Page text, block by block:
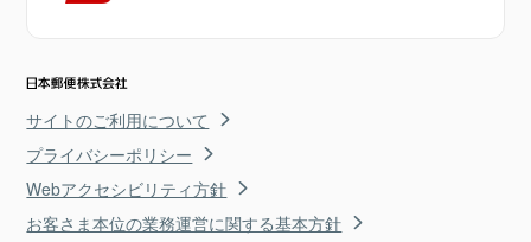
サイトのご利用について
プライバシーポリシー
Webアクセシビリティ方針
お客さま本位の業務運営に関する基本方針